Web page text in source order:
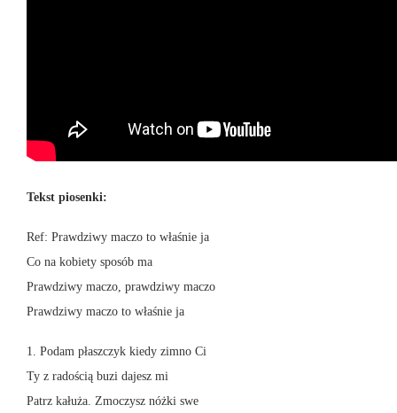
Tekst piosenki:
Ref: Prawdziwy maczo to właśnie ja
Co na kobiety sposób ma
Prawdziwy maczo, prawdziwy maczo
Prawdziwy maczo to właśnie ja
1. Podam płaszczyk kiedy zimno Ci
Ty z radością buzi dajesz mi
Patrz kałuża. Zmoczysz nóżki swe